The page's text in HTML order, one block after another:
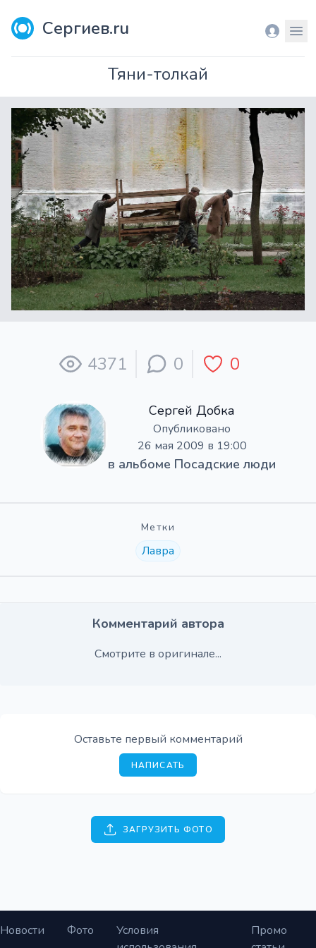
Сергиев.ru Вход
Тяни-толкай
4371 0 0
Сергей Добка
Опубликовано
26 мая 2009 в 19:00
в альбоме Посадские люди
Метки
Лавра
Комментарий автора
Смотрите в оригинале...
Оставьте первый комментарий
НАПИСАТЬ
ЗАГРУЗИТЬ ФОТО
Новости Фото
Условия
Промо